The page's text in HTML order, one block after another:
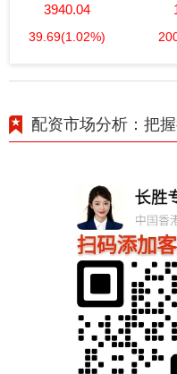
3940.04
39.69(1.02%)
配资市场分析：把